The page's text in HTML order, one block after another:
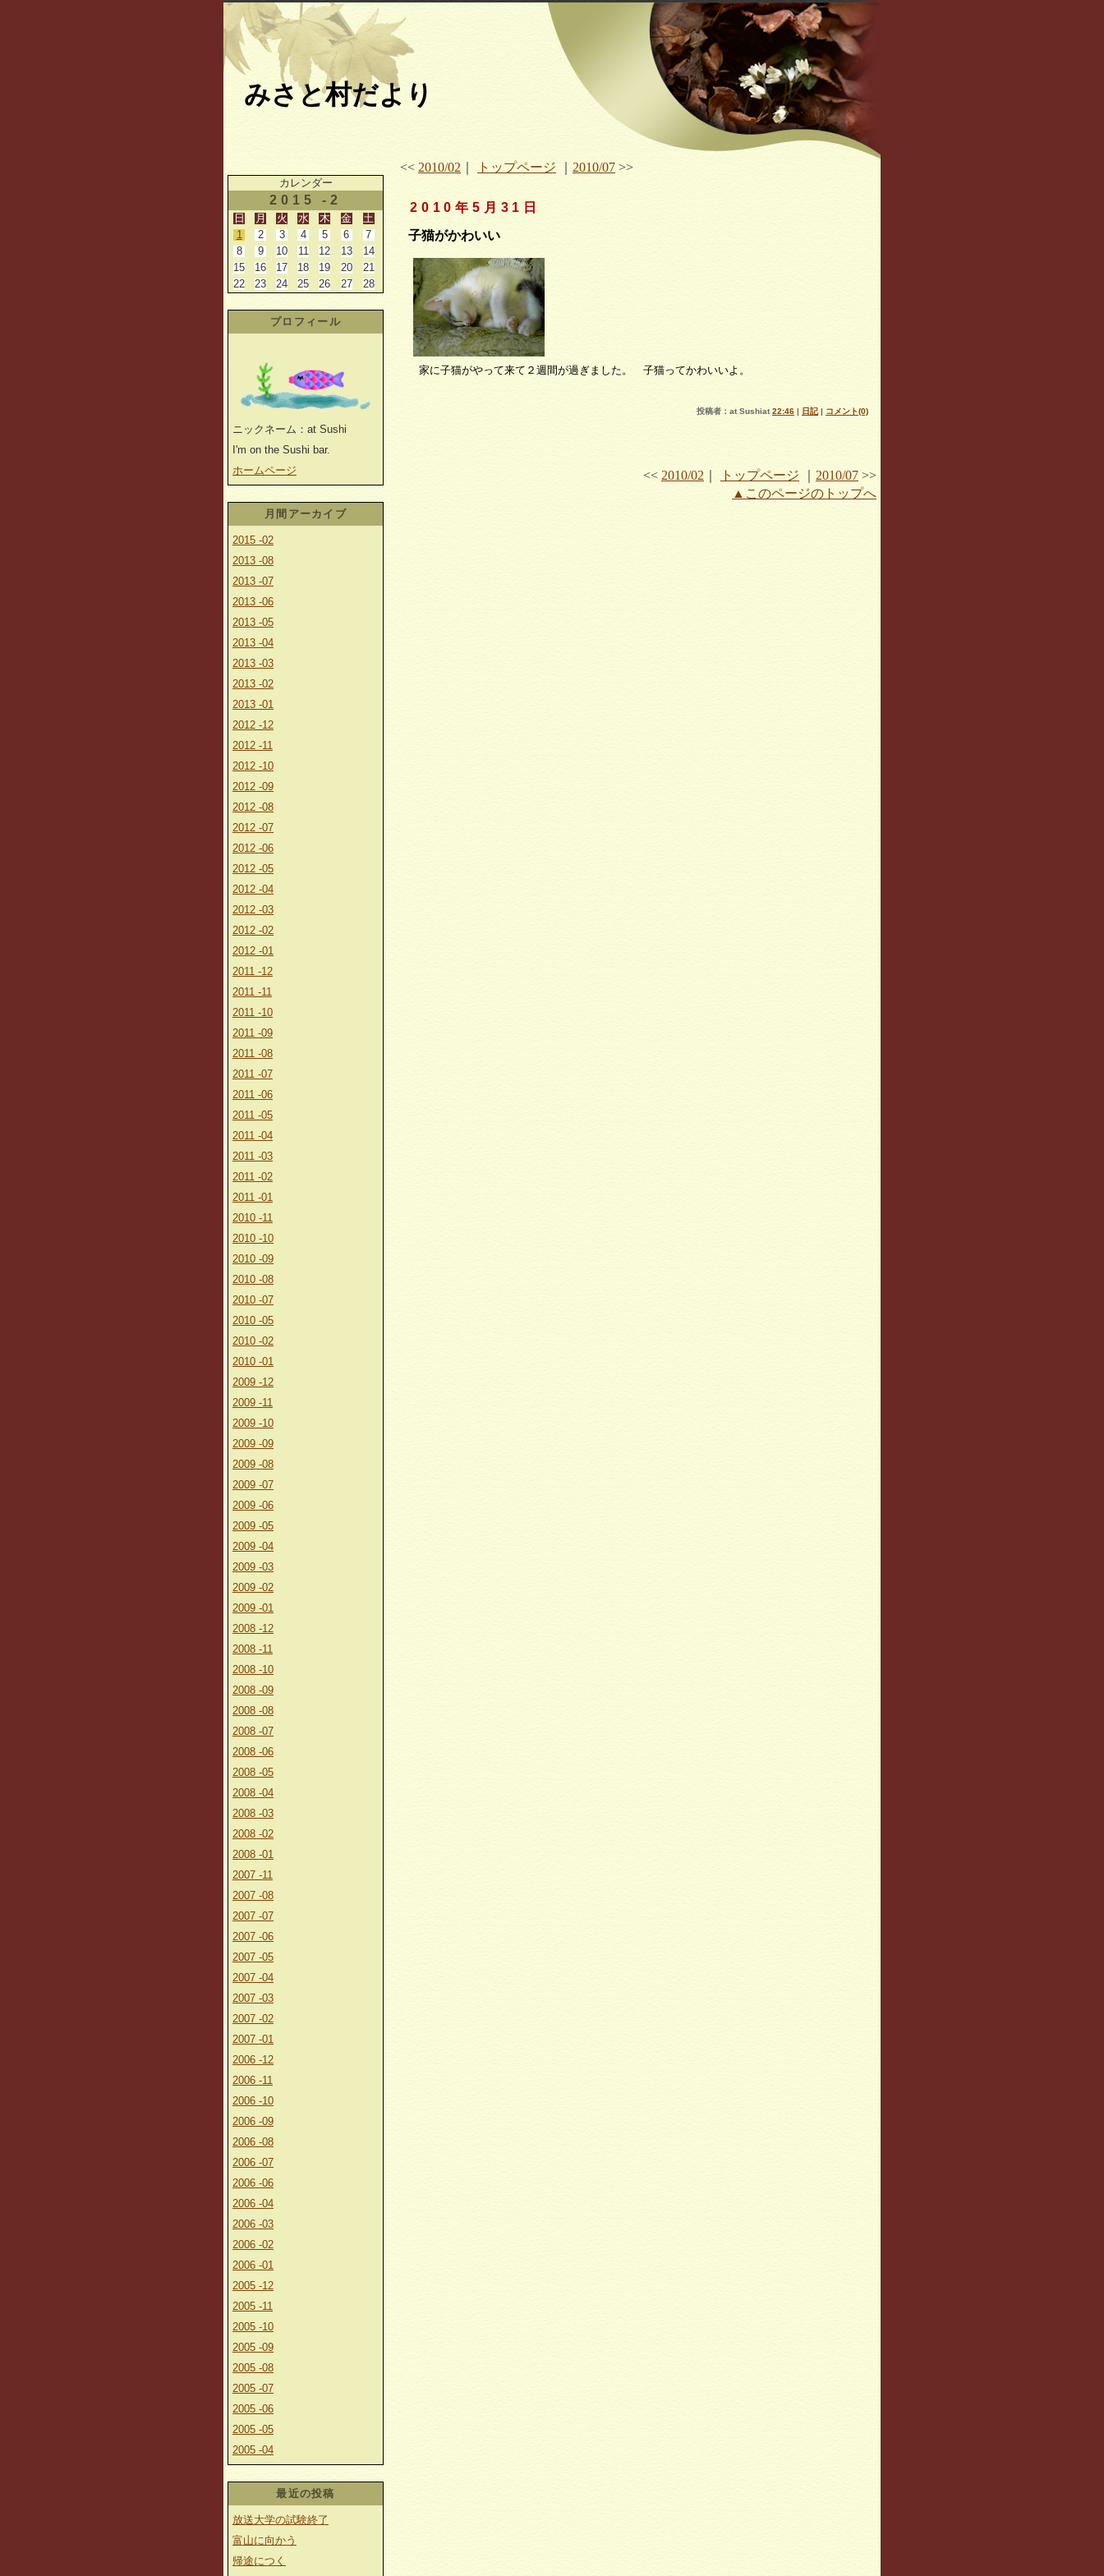
みさと村だより
カレンダー
2015 -2
日 月 火 水 木 金
土
1
2 3 4 5 6
7
8
9 10 11 12 13
14
15
16 17 18 19 20
21
22
23 24 25 26 27 28
プロフィール
ニックネーム：at Sushi
I'm on the Sushi bar.
ホームページ
月間アーカイブ
2015 -02
2013 -08
2013 -07
2013 -06
2013 -05
2013 -04
2013 -03
2013 -02
2013 -01
2012 -12
2012 -11
2012 -10
2012 -09
2012 -08
2012 -07
2012 -06
2012 -05
2012 -04
2012 -03
2012 -02
2012 -01
2011 -12
2011 -11
2011 -10
2011 -09
2011 -08
2011 -07
2011 -06
2011 -05
2011 -04
2011 -03
2011 -02
2011 -01
2010 -11
2010 -10
2010 -09
2010 -08
2010 -07
2010 -05
2010 -02
2010 -01
2009 -12
2009 -11
2009 -10
2009 -09
2009 -08
2009 -07
2009 -06
2009 -05
2009 -04
2009 -03
2009 -02
2009 -01
2008 -12
2008 -11
2008 -10
2008 -09
2008 -08
2008 -07
2008 -06
2008 -05
2008 -04
2008 -03
2008 -02
2008 -01
2007 -11
2007 -08
2007 -07
2007 -06
2007 -05
2007 -04
2007 -03
2007 -02
2007 -01
2006 -12
2006 -11
2006 -10
2006 -09
2006 -08
2006 -07
2006 -06
2006 -04
2006 -03
2006 -02
2006 -01
2005 -12
2005 -11
2005 -10
2005 -09
2005 -08
2005 -07
2005 -06
2005 -05
2005 -04
最近の投稿
放送大学の試験終了
富山に向かう
帰途につく
<< 2010/02 トップページ 2010/07 >>
2010年5月31日
子猫がかわいい
家に子猫がやって来て２週間が過ぎました。 子猫ってかわいいよ。
投稿者：at Sushiat 22:46 | 日記| コメント(0)
<< 2010/02 トップページ 2010/07 >>
▲このページのトップへ